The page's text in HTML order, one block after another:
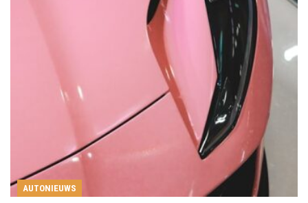
AUTONIEUWS